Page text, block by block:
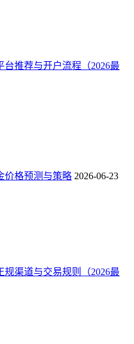
推荐与开户流程（2026最
价格预测与策略 2026-06-23
规渠道与交易规则（2026最